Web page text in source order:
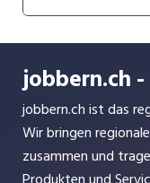
jobbern.ch
jobbern.ch ist das
Wir bringen
zusammen und